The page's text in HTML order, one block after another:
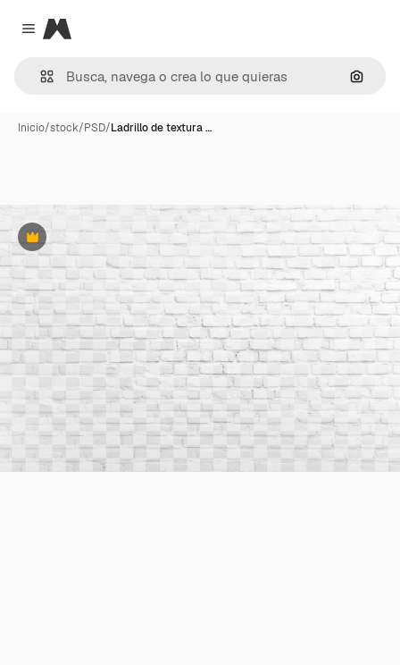
Close menu
Magnific
Inicio/stock/PSD/Ladrillo de textura …
Premium